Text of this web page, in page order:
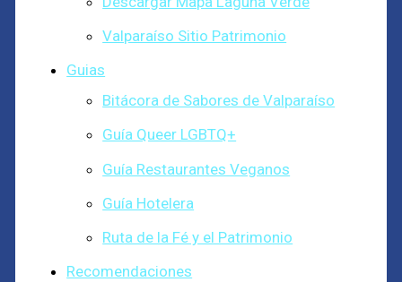
Valparaíso Sitio Patrimonio
Guias
Bitácora de Sabores de Valparaíso
Guía Queer LGBTQ+
Guía Restaurantes Veganos
Guía Hotelera
Ruta de la Fé y el Patrimonio
Recomendaciones